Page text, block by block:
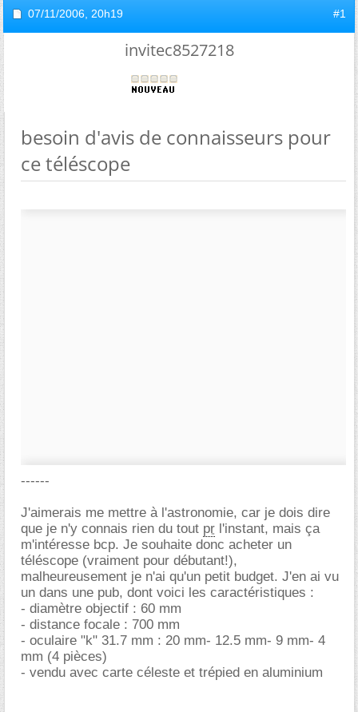
07/11/2006, 20h19 #1
invitec8527218
besoin d'avis de connaisseurs pour
ce téléscope
------
J'aimerais me mettre à l'astronomie, car je dois dire
que je n'y connais rien du tout pr l'instant, mais ça
m'intéresse bcp. Je souhaite donc acheter un
téléscope (vraiment pour débutant!),
malheureusement je n'ai qu'un petit budget. J'en ai vu
un dans une pub, dont voici les caractéristiques :
- diamètre objectif : 60 mm
- distance focale : 700 mm
- oculaire "k" 31.7 mm : 20 mm- 12.5 mm- 9 mm- 4
mm (4 pièces)
- vendu avec carte céleste et trépied en aluminium